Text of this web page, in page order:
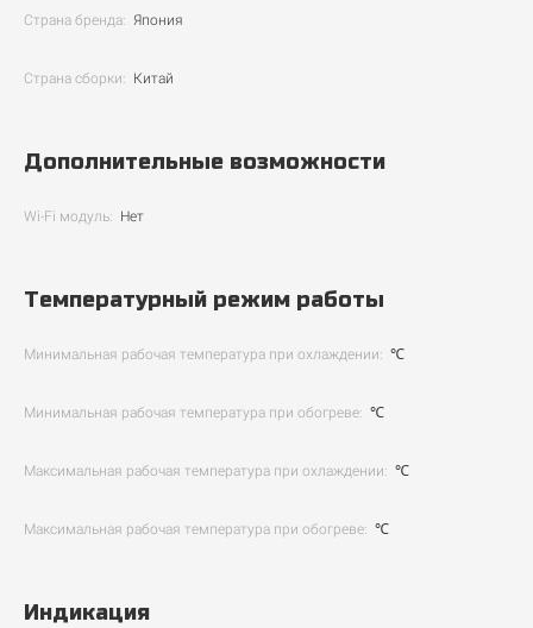
Страна бренда: Япония
Страна сборки: Китай
Дополнительные возможности
Wi-Fi модуль: Нет
Температурный режим работы
Минимальная рабочая температура при охлаждении: ℃
Минимальная рабочая температура при обогреве: ℃
Максимальная рабочая температура при охлаждении: ℃
Максимальная рабочая температура при обогреве: ℃
Индикация